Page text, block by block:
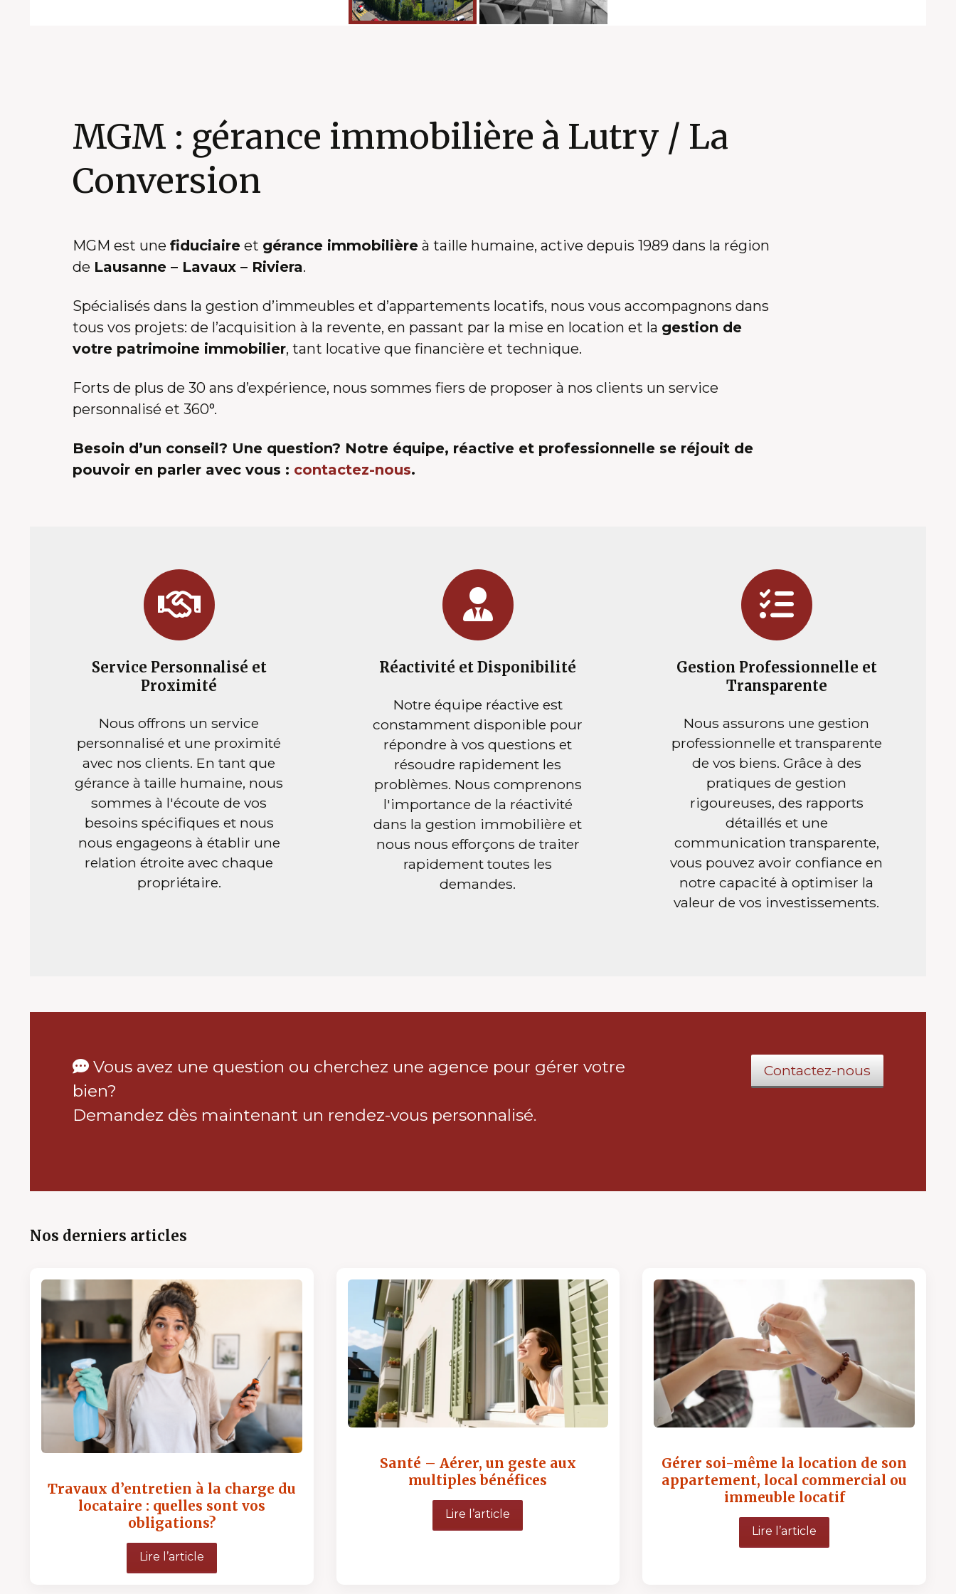
MGM : gérance immobilière à Lutry / La
Conversion
MGM est une fiduciaire et gérance immobilière à taille humaine, active depuis 1989 dans la région
de Lausanne – Lavaux – Riviera.
Spécialisés dans la gestion d’immeubles et d’appartements locatifs, nous vous accompagnons dans
tous vos projets: de l’acquisition à la revente, en passant par la mise en location et la gestion de
votre patrimoine immobilier, tant locative que financière et technique.
Forts de plus de 30 ans d’expérience, nous sommes fiers de proposer à nos clients un service
personnalisé et 360°.
Besoin d’un conseil? Une question? Notre équipe, réactive et professionnelle se réjouit de
pouvoir en parler avec vous : contactez-nous.
Service Personnalisé et
Proximité
Nous offrons un service
personnalisé et une proximité
avec nos clients. En tant que
gérance à taille humaine, nous
sommes à l'écoute de vos
besoins spécifiques et nous
nous engageons à établir une
relation étroite avec chaque
propriétaire.
Réactivité et Disponibilité
Notre équipe réactive est
constamment disponible pour
répondre à vos questions et
résoudre rapidement les
problèmes. Nous comprenons
l'importance de la réactivité
dans la gestion immobilière et
nous nous efforçons de traiter
rapidement toutes les
demandes.
Gestion Professionnelle et
Transparente
Nous assurons une gestion
professionnelle et transparente
de vos biens. Grâce à des
pratiques de gestion
rigoureuses, des rapports
détaillés et une
communication transparente,
vous pouvez avoir confiance en
notre capacité à optimiser la
valeur de vos investissements.
Vous avez une question ou cherchez une agence pour gérer votre
bien?
Demandez dès maintenant un rendez-vous personnalisé.
Contactez-nous
Nos derniers articles
Travaux d’entretien à la charge du
locataire : quelles sont vos
obligations?
Lire l’article
Santé – Aérer, un geste aux
multiples bénéfices
Lire l’article
Gérer soi-même la location de son
appartement, local commercial ou
immeuble locatif
Lire l’article